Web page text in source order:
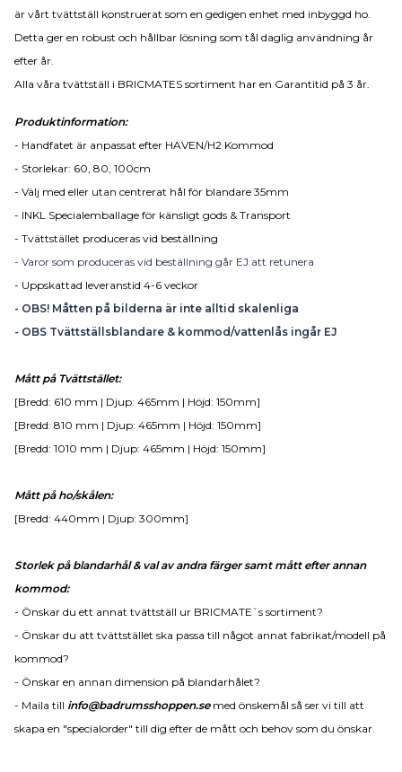
är vårt tvättställ konstruerat som en gedigen enhet med inbyggd ho.
Detta ger en robust och hållbar lösning som tål daglig användning år
efter år.
Alla våra tvättställ i BRICMATES sortiment har en Garantitid på 3 år.
Produktinformation:
- Handfatet är anpassat efter HAVEN/H2 Kommod
- Storlekar: 60, 80, 100cm
- Välj med eller utan centrerat hål för blandare 35mm
- INKL Specialemballage för känsligt gods & Transport
- Tvättstället produceras vid beställning
- Varor som produceras vid beställning går EJ att retunera
- Uppskattad leveranstid 4-6 veckor
- OBS! Måtten på bilderna är inte alltid skalenliga
- OBS Tvättställsblandare & kommod/vattenlås ingår EJ
Mått på Tvättstället:
[Bredd: 610 mm | Djup: 465mm | Höjd: 150mm]
[Bredd: 810 mm | Djup: 465mm | Höjd: 150mm]
[Bredd: 1010 mm | Djup: 465mm | Höjd: 150mm]
Mått på ho/skålen:
[Bredd: 440mm | Djup: 300mm]
Storlek på blandarhål & val av andra färger samt mått efter annan
kommod:
- Önskar du ett annat tvättställ ur BRICMATE`s sortiment?
- Önskar du att tvättstället ska passa till något annat fabrikat/modell på
kommod?
- Önskar en annan dimension på blandarhålet?
- Maila till info@badrumsshoppen.semed önskemål så ser vi till att
skapa en "specialorder" till dig efter de mått och behov som du önskar.